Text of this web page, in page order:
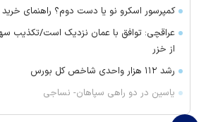
کمپرسور اسکرو نو یا دست دوم؟ راهنمای
از خزر
رشد ۱۱۲ هزار واحدی شاخص کل بورس
یاسین در دو راهی سپاهان- نساجی